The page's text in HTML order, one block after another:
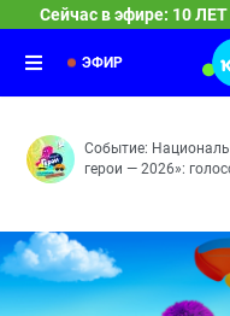
Сейчас в эфире: 10
04:00
10 ЛЕТ
Часовых дел
ЭФИР
Событие:
герои — 2026»: